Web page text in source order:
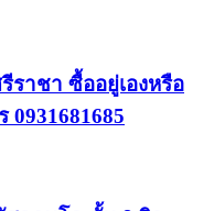
ราชา ซื้ออยู่เองหรือ
0931681685